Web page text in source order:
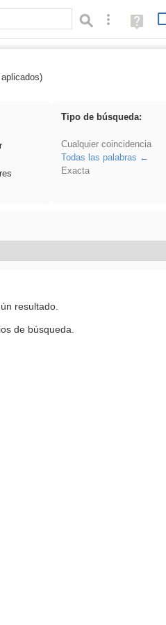
BúsquedaAyuda
(en
Tipo de búsqueda:
Cualquier coincidencia
Todas las palabras
Exacta
resultado.
de búsqueda.